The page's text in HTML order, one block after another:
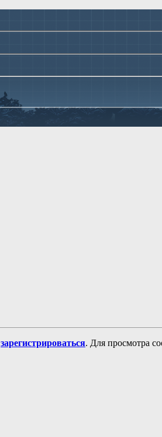
зарегистрироваться. Для просмотра